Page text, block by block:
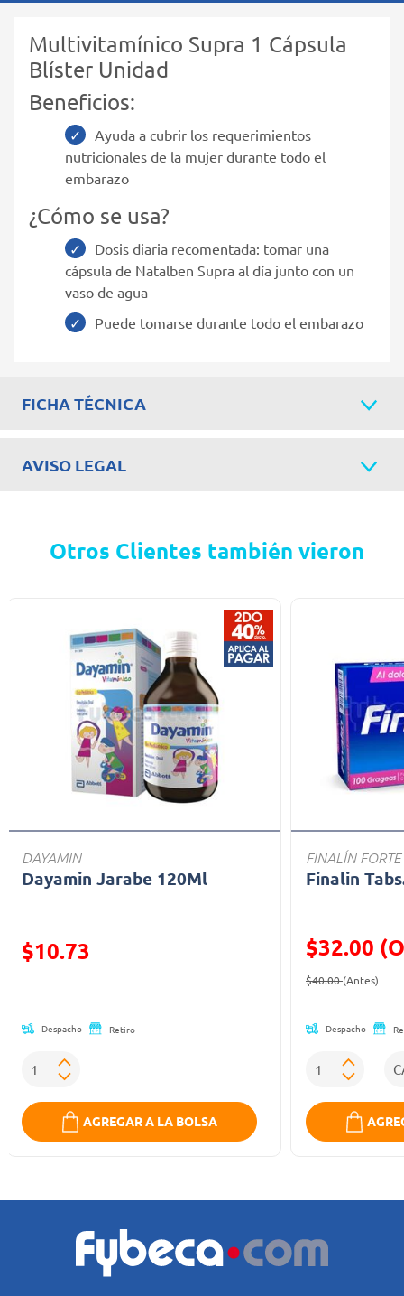
Multivitamínico Supra 1 Cápsula
Blíster Unidad
Beneficios:
Ayuda a cubrir los requerimientos
nutricionales de la mujer durante todo el
embarazo
¿Cómo se usa?
Dosis diaria recomentada: tomar una
cápsula de Natalben Supra al día junto con un
vaso de agua
Puede tomarse durante todo el embarazo
FICHA TÉCNICA
AVISO LEGAL
Otros Clientes también vieron
DAYAMIN
Dayamin Jarabe 120Ml
Precio reducido de
$10.73
Despacho Retiro
AGREGAR A LA BOLSA
FINALÍN FORTE
Finalin
$32.00
Precio
$40.00(Antes)
Despacho